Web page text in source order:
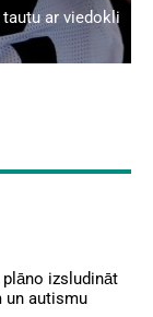
tautu ar viedokli
izsludināt
un autismu